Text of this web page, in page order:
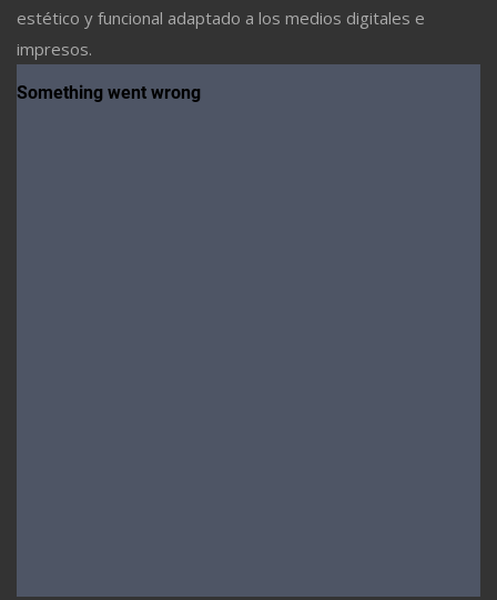
estético y funcional adaptado a los medios digitales e
impresos.